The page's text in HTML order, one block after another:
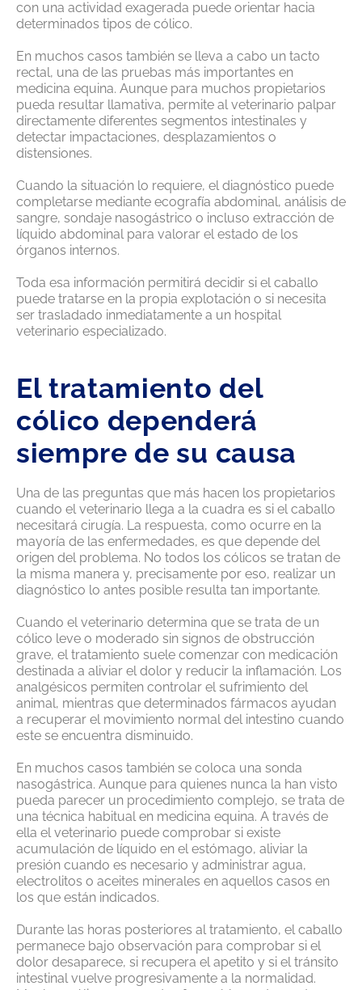
con una actividad exagerada puede orientar hacia
determinados tipos de cólico.
En muchos casos también se lleva a cabo un tacto
rectal, una de las pruebas más importantes en
medicina equina. Aunque para muchos propietarios
pueda resultar llamativa, permite al veterinario palpar
directamente diferentes segmentos intestinales y
detectar impactaciones, desplazamientos o
distensiones.
Cuando la situación lo requiere, el diagnóstico puede
completarse mediante ecografía abdominal, análisis de
sangre, sondaje nasogástrico o incluso extracción de
líquido abdominal para valorar el estado de los
órganos internos.
Toda esa información permitirá decidir si el caballo
puede tratarse en la propia explotación o si necesita
ser trasladado inmediatamente a un hospital
veterinario especializado.
El tratamiento del
cólico dependerá
siempre de su causa
Una de las preguntas que más hacen los propietarios
cuando el veterinario llega a la cuadra es si el caballo
necesitará cirugía. La respuesta, como ocurre en la
mayoría de las enfermedades, es que depende del
origen del problema. No todos los cólicos se tratan de
la misma manera y, precisamente por eso, realizar un
diagnóstico lo antes posible resulta tan importante.
Cuando el veterinario determina que se trata de un
cólico leve o moderado sin signos de obstrucción
grave, el tratamiento suele comenzar con medicación
destinada a aliviar el dolor y reducir la inflamación. Los
analgésicos permiten controlar el sufrimiento del
animal, mientras que determinados fármacos ayudan
a recuperar el movimiento normal del intestino cuando
este se encuentra disminuido.
En muchos casos también se coloca una sonda
nasogástrica. Aunque para quienes nunca la han visto
pueda parecer un procedimiento complejo, se trata de
una técnica habitual en medicina equina. A través de
ella el veterinario puede comprobar si existe
acumulación de líquido en el estómago, aliviar la
presión cuando es necesario y administrar agua,
electrolitos o aceites minerales en aquellos casos en
los que están indicados.
Durante las horas posteriores al tratamiento, el caballo
permanece bajo observación para comprobar si el
dolor desaparece, si recupera el apetito y si el tránsito
intestinal vuelve progresivamente a la normalidad.